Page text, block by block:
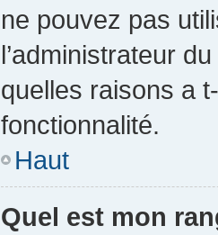
ne pouvez pas
l’administrateur
quelles raisons a
fonctionnalité.
Haut
Quel est mon